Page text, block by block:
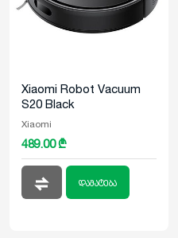
Xiaomi Robot Vacuum
S20 Black
Xiaomi
489.00 ₾
დამატება